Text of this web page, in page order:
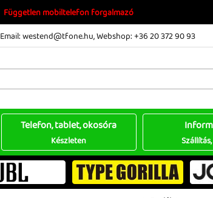
Független mobiltelefon forgalmazó
Email: westend@tfone.hu,Webshop: +36 20 372 90 93
Telefon, tablet, okosóra
Készleten